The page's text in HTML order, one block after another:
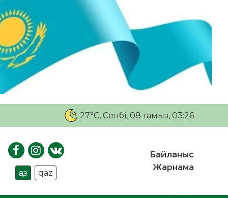
27°C, Сенбі, 08 тамыз, 03:26
қаз qaz
Байланыс
Жарнама